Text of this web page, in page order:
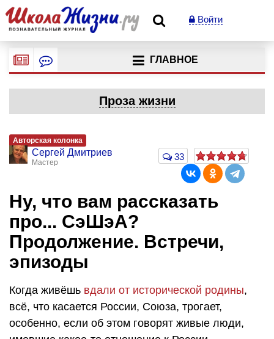
Войти
ГЛАВНОЕ
Проза жизни
Авторская колонка
Сергей Дмитриев
Мастер
33
Ну, что вам рассказать
про... СэШэА?
Продолжение. Встречи,
эпизоды
Когда живёшь вдали от исторической родины,
всё, что касается России, Союза, трогает,
особенно, если об этом говорят живые люди,